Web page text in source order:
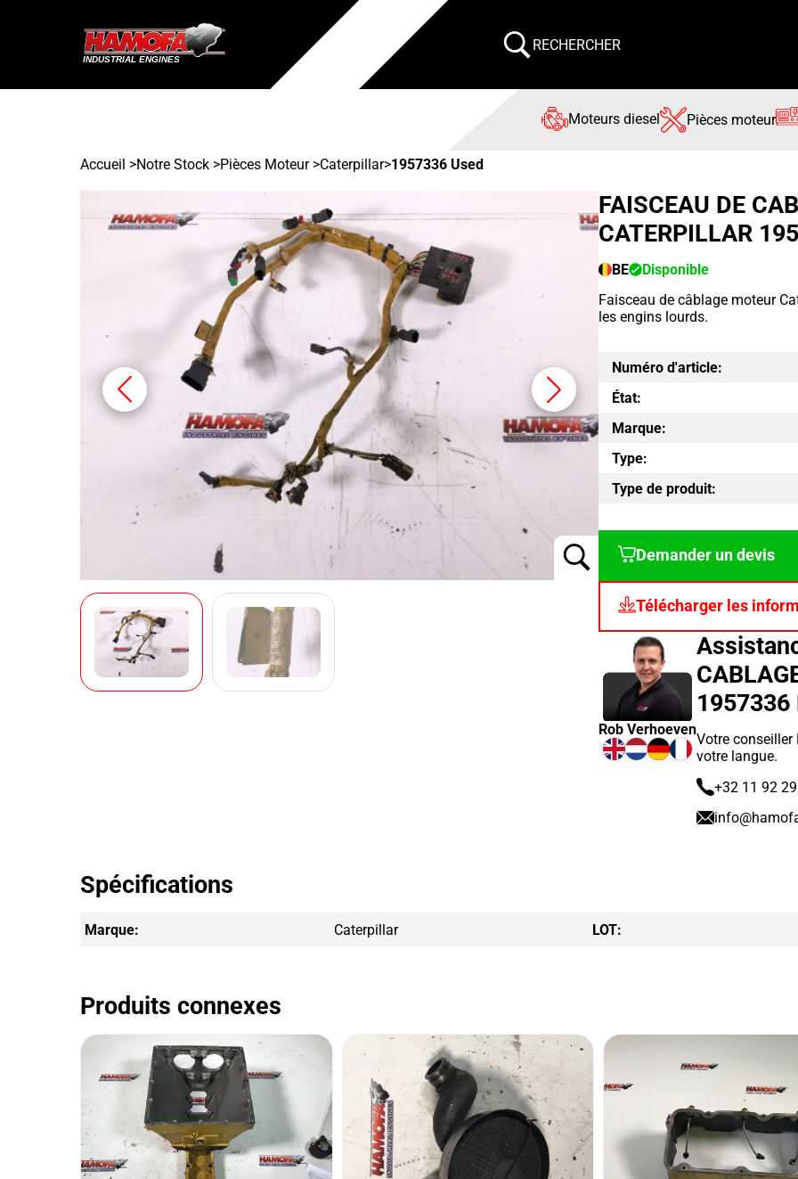
RECHERCHER
Moteurs diesel Pièces moteur
Accueil >Notre Stock >Pièces Moteur >Caterpillar>1957336 Used
FAISCEAU DE
CATERPILLAR
BE
Disponible
Faisceau de câblage moteur
les engins lourds.
Numéro d'article:
État:
Marque:
Type:
Type de produit:
Demander un devis
Télécharger les
1957336
Votre
votre langue.
+32 11 92
Rob Verhoeven
Spécifications
Marque: Caterpillar LOT:
Produits connexes